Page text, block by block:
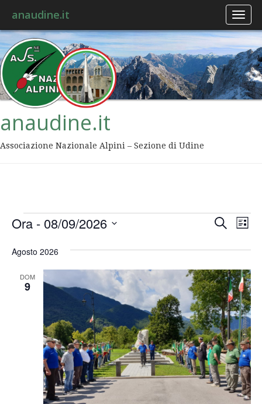
anaudine.it
anaudine.it
Associazione Nazionale Alpini – Sezione di Udine
viste
Cerca
Lista
Ora - 08/09/2026
la
Agosto 2026
DOM
9